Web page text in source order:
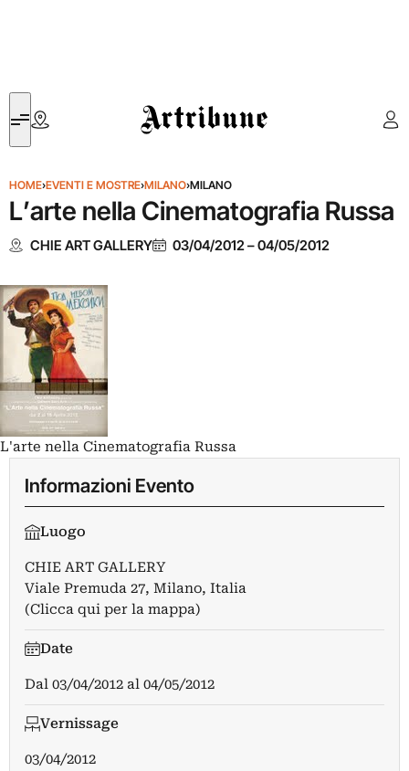
Artribune
HOME›EVENTI E MOSTRE›MILANO›MILANO
L’arte nella Cinematografia Russa
CHIE ART GALLERY 03/04/2012–04/05/2012
L'arte nella Cinematografia Russa
Informazioni Evento
Luogo
CHIE ART GALLERY
Viale Premuda 27, Milano, Italia
(Clicca qui per la mappa)
Date
Dal 03/04/2012 al 04/05/2012
Vernissage
03/04/2012